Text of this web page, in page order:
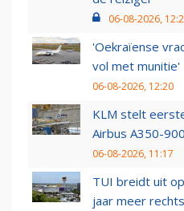
06-08-2026,
'Oekraïense
vol met munitie'
06-08-2026, 12:20
KLM stelt
Airbus A350-
06-08-2026, 11:17
TUI breidt uit
jaar meer